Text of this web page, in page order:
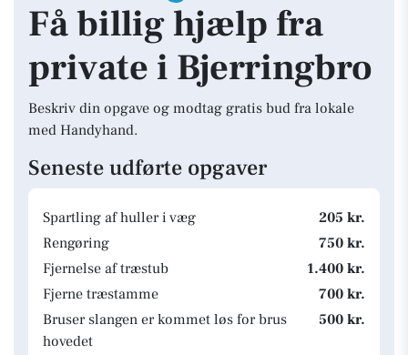
Få billig hjælp fra
private i Bjerringbro
Beskriv din opgave og modtag gratis bud fra lokale
med Handyhand.
Seneste udførte opgaver
Spartling af huller i væg
205 kr.
Rengøring
750 kr.
Fjernelse af træstub
1.400 kr.
Fjerne træstamme
700 kr.
Bruser slangen er kommet løs for brus
hovedet
500 kr.